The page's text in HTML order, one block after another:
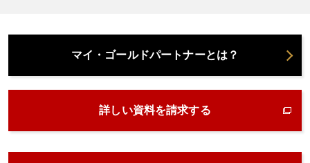
マイ・ゴールドパートナーとは？
詳しい資料を請求する